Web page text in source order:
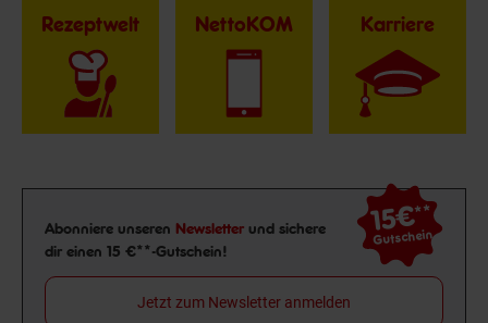
Rezeptwelt NettoKOM Karriere
Newsletter Anmeldung
Abonniere unseren Newsletter und sichere
dir einen 15 €**-Gutschein!
15€**
Gutschein
Jetzt zum Newsletter anmelden